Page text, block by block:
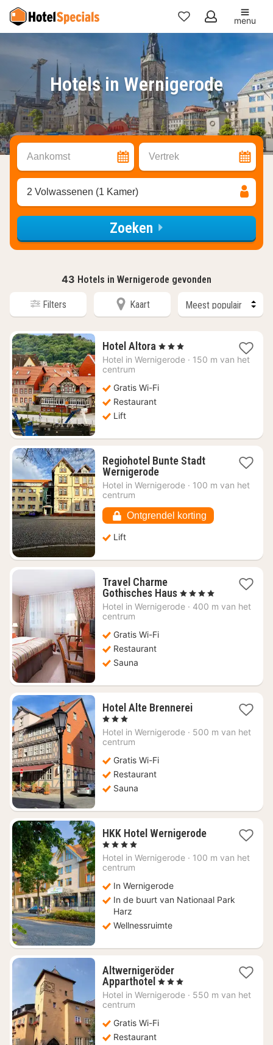
Mijn
menu
Hotels in Wernigerode
Aankomst Vertrek
2 Volwassenen (1 Kamer)
Zoeken
43 Hotels in Wernigerode gevonden
Filters Kaart
Hotel Altora 1
nacht
vanaf
92,24
, 3 Sterren
Hotel in Wernigerode · 150 m van het
centrum
Gratis Wi-Fi
Restaurant
Lift
Regiohotel Bunte Stadt
Wernigerode1
nacht
vanaf
67,29
Hotel in Wernigerode · 100 m van het
centrum
Ontgrendel korting
Lift
Travel Charme
Gothisches Haus1
nacht
, 4 Sterren
Hotel in Wernigerode · 400 m van het
centrum
Gratis Wi-Fi
Restaurant
Sauna
Hotel Alte Brennerei1
vanaf
, 3 Sterren
Hotel in Wernigerode · 500 m van het
centrum
Gratis Wi-Fi
Restaurant
Sauna
HKK Hotel Wernigerode1
vanaf
, 4 Sterren
Hotel in Wernigerode · 100 m van het
centrum
In Wernigerode
In de buurt van Nationaal Park
Harz
Wellnessruimte
Altwernigeröder
Apparthotel 1
nacht
vanaf
93,18
, 3 Sterren
Hotel in Wernigerode · 550 m van het
centrum
Gratis Wi-Fi
Restaurant